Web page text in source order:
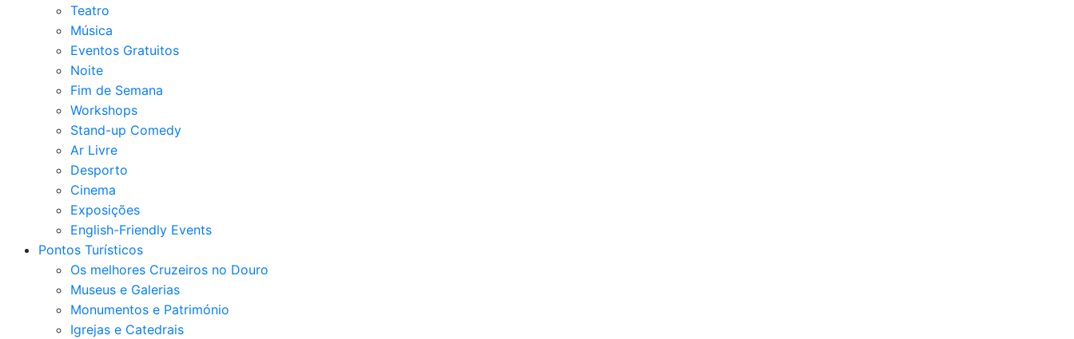
Teatro
Música
Eventos Gratuitos
Noite
Fim de Semana
Workshops
Stand-up Comedy
Ar Livre
Desporto
Cinema
Exposições
English-Friendly Events
Pontos Turísticos
Os melhores Cruzeiros no Douro​
Museus e Galerias
Monumentos e Património
Igrejas e Catedrais